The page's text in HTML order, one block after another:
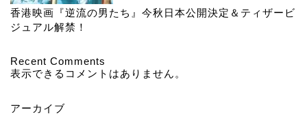
香港映画『逆流の男たち』今秋日本公開決定＆ティザービ
ジュアル解禁！
Recent Comments
表示できるコメントはありません。
アーカイブ